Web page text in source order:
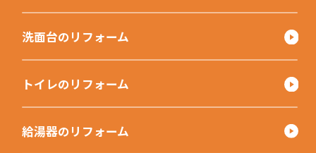
洗面台のリフォーム
トイレのリフォーム
給湯器のリフォーム